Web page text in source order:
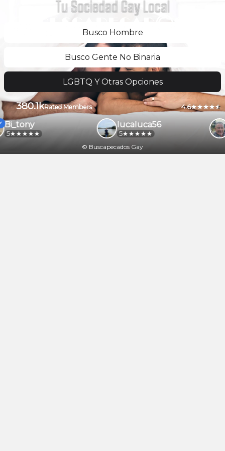
Tu Sociedad Gay Local
Busco Hombre
Busco Gente No Binaria
LGBTQ Y Otras Opciones
380.1kRated Members 4.6
lucaluca56
5
Bi_tony
5
© Buscapecados Gay